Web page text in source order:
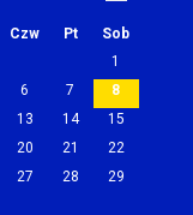
Czw Pt
Sob
1
6 7
8
13 14
15
20 21
22
27 28
29